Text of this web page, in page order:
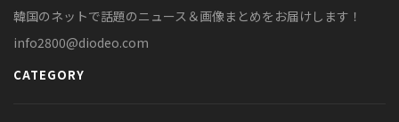
韓国のネットで話題のニュース＆画像まとめをお届けします！
info2800@diodeo.com
CATEGORY